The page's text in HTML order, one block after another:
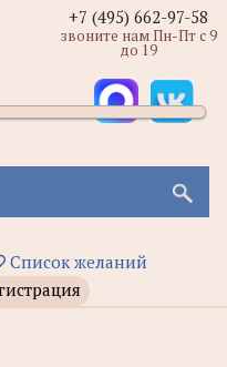
Список желаний
+7 (495) 662-97-58
звоните нам Пн-Пт с 9
до 19